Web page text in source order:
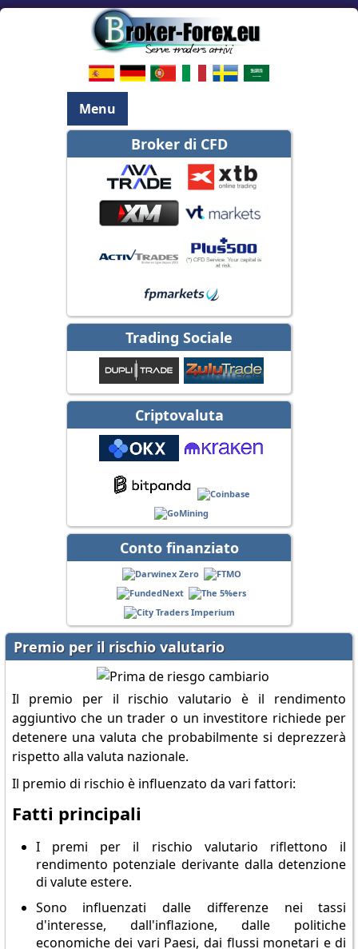
Menu
Broker di CFD
Trading Sociale
Criptovaluta
Conto finanziato
Premio per il rischio valutario
Il premio per il rischio valutario è il rendimento
aggiuntivo che un trader o un investitore richiede per
detenere una valuta che probabilmente si deprezzerà
rispetto alla valuta nazionale.
Il premio di rischio è influenzato da vari fattori:
Fatti principali
I premi per il rischio valutario riflettono il
rendimento potenziale derivante dalla detenzione
di valute estere.
Sono influenzati dalle differenze nei tassi
d'interesse, dall'inflazione, dalle politiche
economiche dei vari Paesi, dai flussi monetari e di